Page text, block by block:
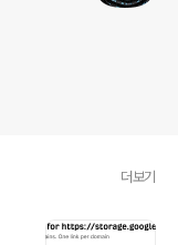
더보기